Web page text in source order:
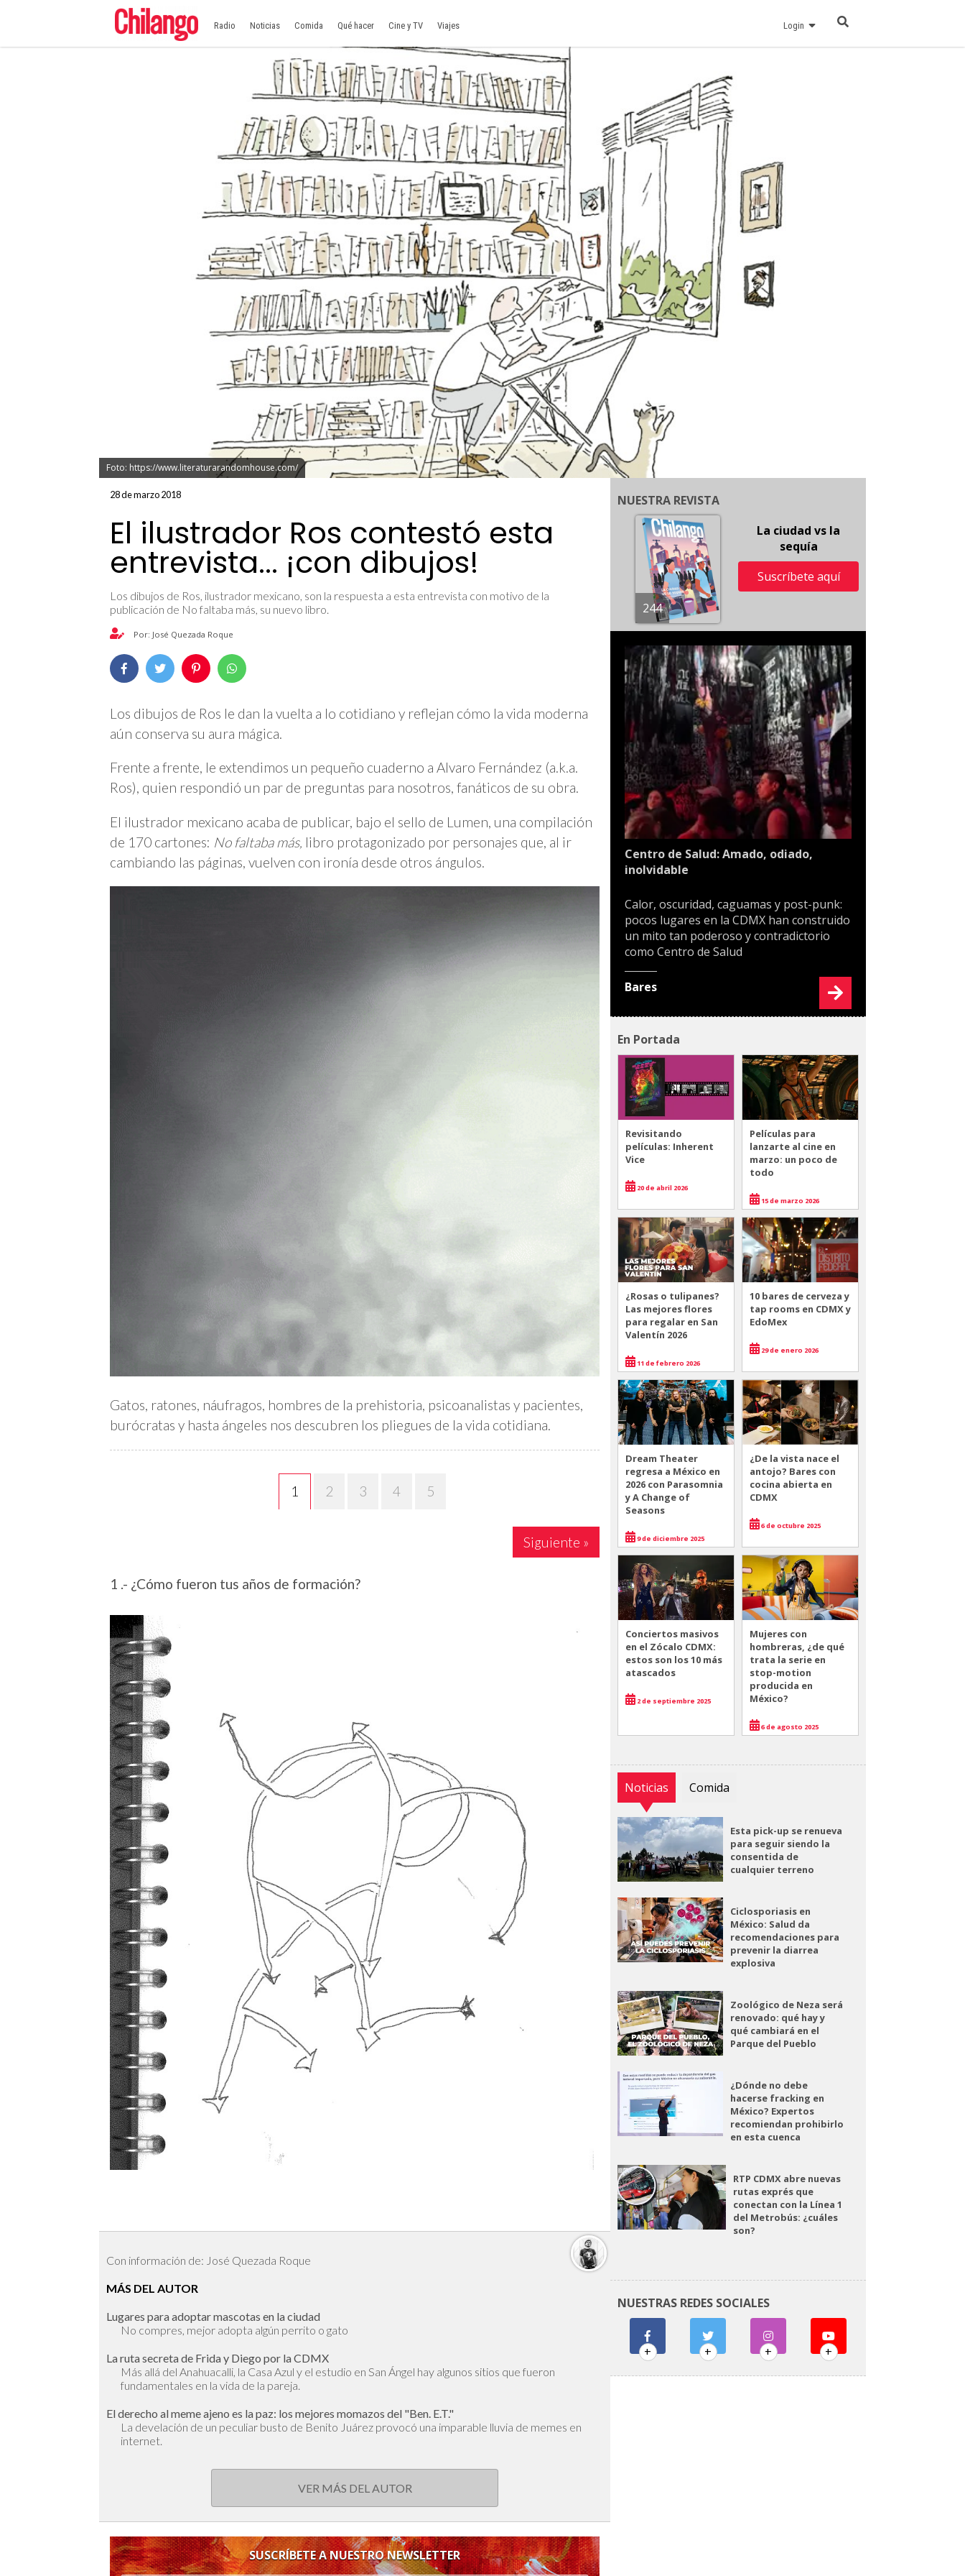
Radio Noticias Comida Qué hacer Cine y TV Viajes Login
Foto: https://www.literaturarandomhouse.com/
28 de marzo 2018
El ilustrador Ros contestó esta
entrevista... ¡con dibujos!
Los dibujos de Ros, ilustrador mexicano, son la respuesta a esta entrevista con motivo de la
publicación de No faltaba más, su nuevo libro.
Por: José Quezada Roque
Los dibujos de Ros le dan la vuelta a lo cotidiano y reflejan cómo la vida moderna
aún conserva su aura mágica.
Frente a frente, le extendimos un pequeño cuaderno a Alvaro Fernández (a.k.a.
Ros), quien respondió un par de preguntas para nosotros, fanáticos de su obra.
El ilustrador mexicano acaba de publicar, bajo el sello de Lumen, una compilación
de 170 cartones: No faltaba más, libro protagonizado por personajes que, al ir
cambiando las páginas, vuelven con ironía desde otros ángulos.
Gatos, ratones, náufragos, hombres de la prehistoria, psicoanalistas y pacientes,
burócratas y hasta ángeles nos descubren los pliegues de la vida cotidiana.
1 2 3 4 5
Siguiente »
1 .- ¿Cómo fueron tus años de formación?
Con información de: José Quezada Roque
MÁS DEL AUTOR
Lugares para adoptar mascotas en la ciudad
No compres, mejor adopta algún perrito o gato
La ruta secreta de Frida y Diego por la CDMX
Más allá del Anahuacalli, la Casa Azul y el estudio en San Ángel hay algunos sitios que fueron
fundamentales en la vida de la pareja.
El derecho al meme ajeno es la paz: los mejores momazos del "Ben. E.T."
La develación de un peculiar busto de Benito Juárez provocó una imparable lluvia de memes en
internet.
VER MÁS DEL AUTOR
SUSCRÍBETE A NUESTRO NEWSLETTER
NUESTRA REVISTA
244
La ciudad vs la
sequía
Suscríbete aquí
Centro de Salud: Amado, odiado,
inolvidable
Calor, oscuridad, caguamas y post-punk:
pocos lugares en la CDMX han construido
un mito tan poderoso y contradictorio
como Centro de Salud
Bares
En Portada
Revisitando
películas: Inherent
Vice
20 de abril 2026
Películas para
lanzarte al cine en
marzo: un poco de
todo
15 de marzo 2026
¿Rosas o tulipanes?
Las mejores flores
para regalar en San
Valentín 2026
11 de febrero 2026
10 bares de cerveza y
tap rooms en CDMX y
EdoMex
29 de enero 2026
Dream Theater
regresa a México en
2026 con Parasomnia
y A Change of
Seasons
9 de diciembre 2025
¿De la vista nace el
antojo? Bares con
cocina abierta en
CDMX
6 de octubre 2025
Conciertos masivos
en el Zócalo CDMX:
estos son los 10 más
atascados
2 de septiembre 2025
Mujeres con
hombreras, ¿de qué
trata la serie en
stop-motion
producida en
México?
6 de agosto 2025
Noticias Comida
Esta pick-up se renueva
para seguir siendo la
consentida de
cualquier terreno
Ciclosporiasis en
México: Salud da
recomendaciones para
prevenir la diarrea
explosiva
Zoológico de Neza será
renovado: qué hay y
qué cambiará en el
Parque del Pueblo
¿Dónde no debe
hacerse fracking en
México? Expertos
recomiendan prohibirlo
en esta cuenca
RTP CDMX abre nuevas
rutas exprés que
conectan con la Línea 1
del Metrobús: ¿cuáles
son?
NUESTRAS REDES SOCIALES
+ + + +